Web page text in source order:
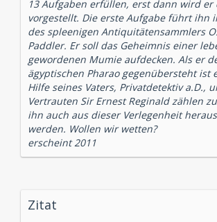
13 Aufgaben erfüllen, erst dann wird
vorgestellt. Die erste Aufgabe führt ihn
des spleenigen Antiquitätensammlers
Paddler. Er soll das Geheimnis einer
gewordenen Mumie aufdecken. Als er
ägyptischen Pharao gegenübersteht ist
Hilfe seines Vaters, Privatdetektiv a.D.,
Vertrauten Sir Ernest Reginald zählen
ihn auch aus dieser Verlegenheit
werden. Wollen wir wetten?
erscheint 2011
Zitat